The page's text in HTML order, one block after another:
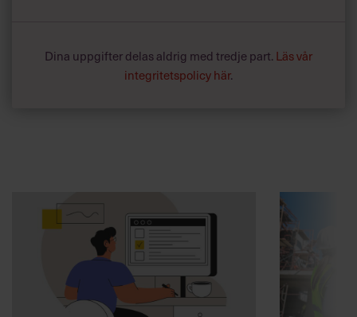
Dina uppgifter delas aldrig med tredje part. Läs vår
integritetspolicy här.